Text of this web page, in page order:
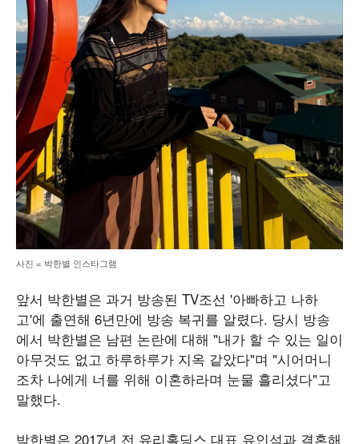
사진 = 박한별 인스타그램
앞서 박한별은 과거 방송된 TV조선 '아빠하고 나하
고'에 출연해 6년만에 방송 복귀를 알렸다. 당시 방송
에서 박한별은 남편 논란에 대해 "내가 할 수 있는 일이
아무것도 없고 하루하루가 지옥 같았다"며 "시어머니
조차 나에게 너를 위해 이혼하라며 눈물 흘리셨다"고
말했다.
박한별은 2017년 전 유리홀딩스 대표 유인석과 결혼해